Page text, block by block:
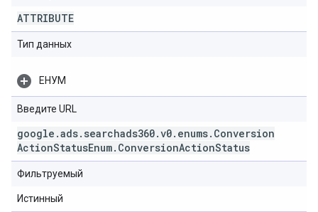
ATTRIBUTE
Тип данных
ЕНУМ
Введите URL
google .ads. searchads360.v0. enums. Conversion
ActionStatusEnum. ConversionActionStatus
Фильтруемый
Истинный